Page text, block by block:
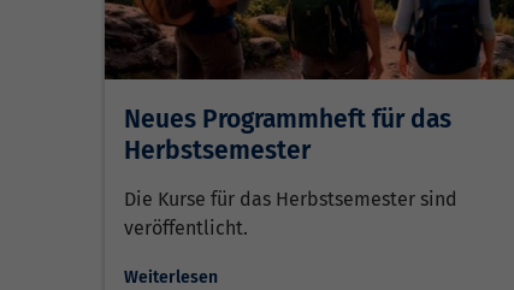
Neues Programmheft für das
Herbstsemester
Die Kurse für das Herbstsemester sind
veröffentlicht.
Weiterlesen